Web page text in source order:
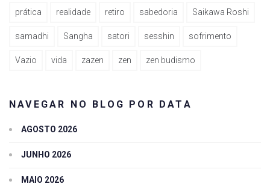
prática realidade retiro sabedoria Saikawa Roshi
samadhi Sangha satori sesshin sofrimento
Vazio vida zazen zen zen budismo
NAVEGAR NO BLOG POR DATA
AGOSTO 2026
JUNHO 2026
MAIO 2026